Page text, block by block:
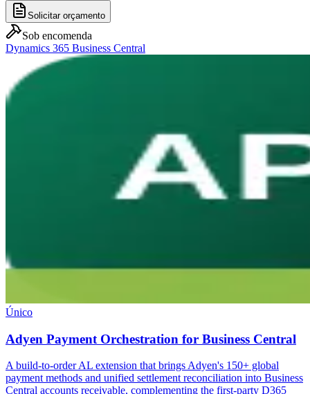
Solicitar orçamento
Sob encomenda
Dynamics 365 Business Central
Único
Adyen Payment Orchestration for Business Central
A build-to-order AL extension that brings Adyen's 150+ global
payment methods and unified settlement reconciliation into Business
Central accounts receivable, complementing the first-party D365